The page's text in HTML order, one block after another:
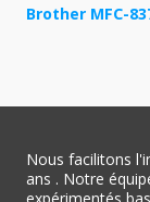
Brother MFC-
Nous facilitons
ans . Notre